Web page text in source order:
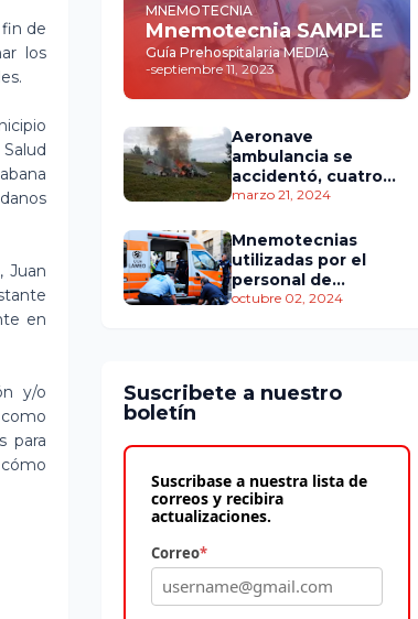
de
los
Juan
en
y/o
para
MNEMOTECNIA
Mnemotecnia SAMPLE
Guía Prehospitalaria MEDIA
-septiembre 11, 2023
Aeronave
ambulancia se
accidentó, cuatro
personas murieron
marzo 21, 2024
Mnemotecnias
utilizadas por el
personal de
atención
octubre 02, 2024
Suscribete a nuestro
boletín
Suscribase a nuestra lista de
correos y recibira
actualizaciones.
Correo*